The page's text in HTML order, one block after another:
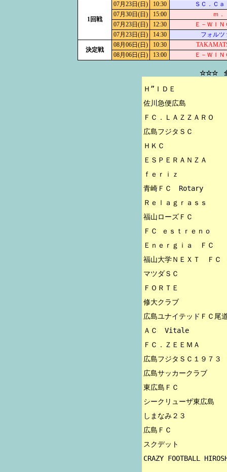
1回戦
07月23日(日) 10:30
ＳＣ．Ｃａ
07月30日(日)
15:00
ｍ．
07月23日(日)
12:30
Ｅ－ＷＩＮ
07月23日(日)
14:30 フォルツ
決定戦
08月06日(日) 10:30
08月06日(日)
13:00 Ｅ－ＷＩＮ
☆☆☆ 全
Ｈ”ＩＤＥ
佐川急便広島
ＦＣ．ＬＡＺＺＡＲＯ
広島フジタＳＣ
ＨＫＣ
ＥＳＰＥＲＡＮＺＡ
ｆｅｒｉｚ
青崎ＦＣ　Rotary
Ｒｅｌａｇｒａｓｓ
福山ローズＦＣ
ＦＣ ｅｓｔｒｅｎｏ
Ｅｎｅｒｇｉａ　ＦＣ
福山大学ＮＥＸＴ　ＦＣ
マツダＳＣ
ＦＯＲＴＥ
修大クラブ
広島ユナイテッドＦＣ尾
ＡＣ　Vitale
ＦＣ．ＺＥＥＭＡ
広島フジタＳＣ１９７３
広島サッカークラブ
東広島ＦＣ
シークリューザ東広島
しまなみ２３
広島ＦＣ
スクデット